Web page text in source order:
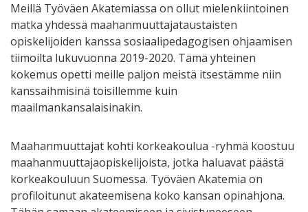
Meillä Työväen Akatemiassa on ollut mielenkiintoinen
matka yhdessä maahanmuuttajataustaisten
opiskelijoiden kanssa sosiaalipedagogisen ohjaamisen
tiimoilta lukuvuonna 2019-2020. Tämä yhteinen
kokemus opetti meille paljon meistä itsestämme niin
kanssaihmisinä toisillemme kuin
maailmankansalaisinakin.
Maahanmuuttajat kohti korkeakoulua -ryhmä koostuu
maahanmuuttajaopiskelijoista, jotka haluavat päästä
korkeakouluun Suomessa. Työväen Akatemia on
profiloitunut akateemisena koko kansan opinahjona.